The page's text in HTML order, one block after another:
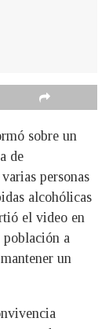
sobre un
de
personas
alcohólicas
el video en
población a
un